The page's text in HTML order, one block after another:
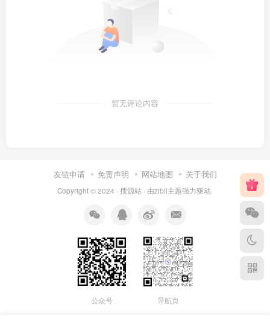
暂无评论内容
友链申请 免责声明 网站地图 关于我们
Copyright © 2024 · 搜源站 · 由zibll主题强力驱动.
公众号 导航页